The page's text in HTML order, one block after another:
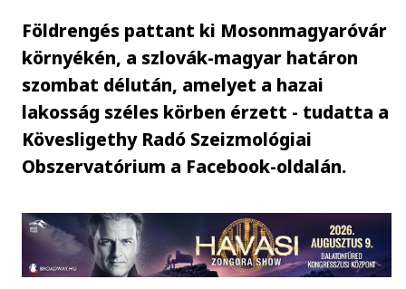
Földrengés pattant ki Mosonmagyaróvár
környékén, a szlovák-magyar határon
szombat délután, amelyet a hazai
lakosság széles körben érzett - tudatta a
Kövesligethy Radó Szeizmológiai
Obszervatórium a Facebook-oldalán.